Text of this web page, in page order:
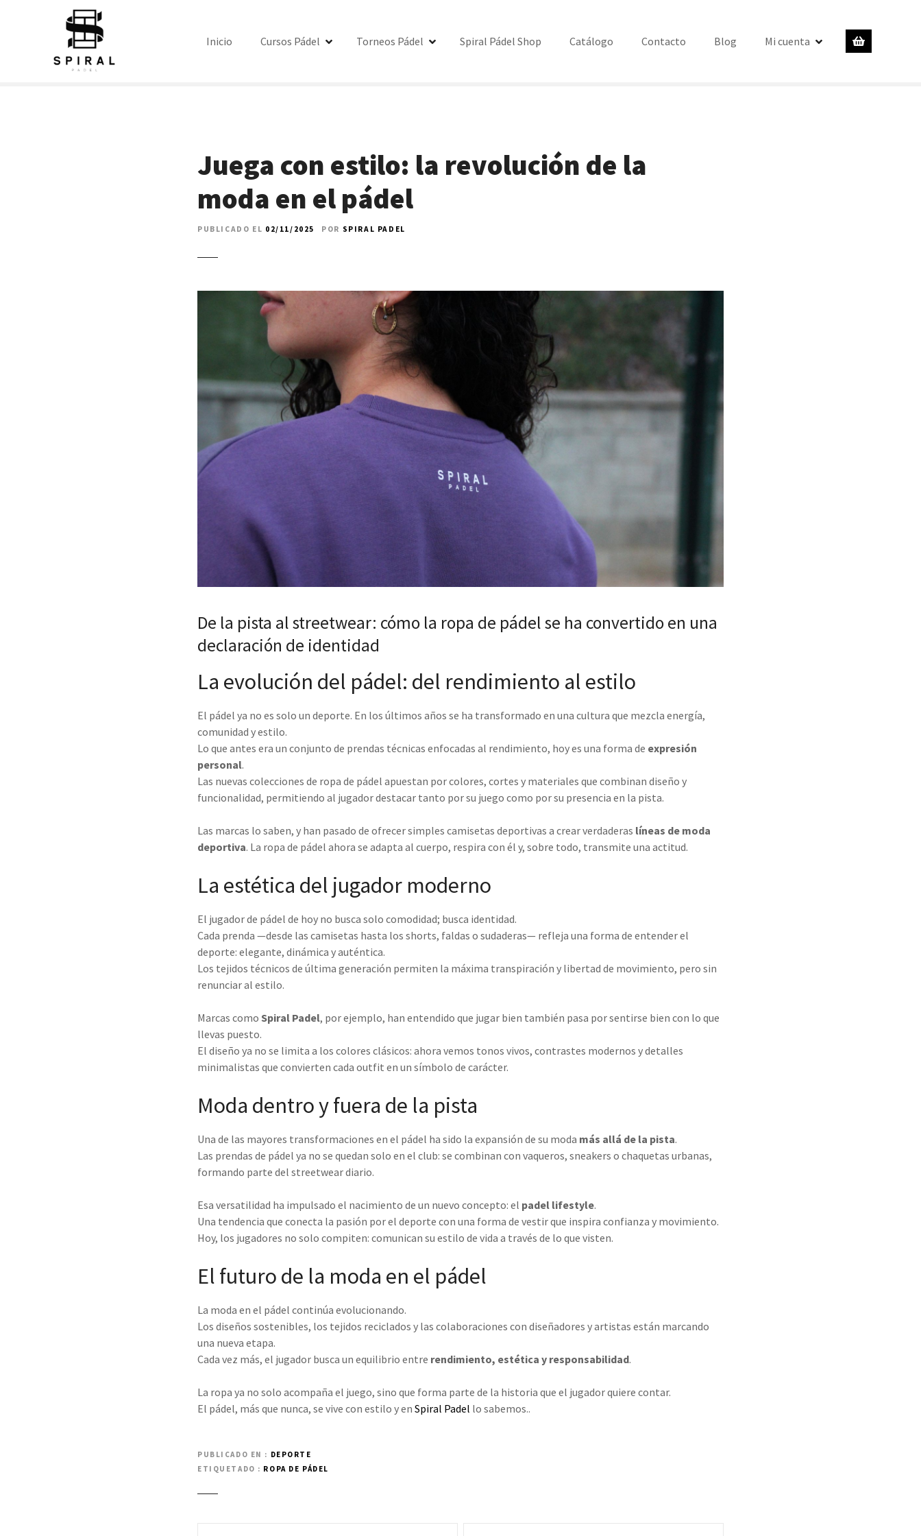
Inicio Cursos Pádel Torneos Pádel Spiral Pádel Shop Catálogo Contacto Blog Mi cuenta
Juega con estilo: la revolución de la
moda en el pádel
PUBLICADO EL 02/11/2025 POR SPIRAL PADEL
De la pista al streetwear: cómo la ropa de pádel se ha convertido en una
declaración de identidad
La evolución del pádel: del rendimiento al estilo
El pádel ya no es solo un deporte. En los últimos años se ha transformado en una cultura que mezcla energía,
comunidad y estilo.
Lo que antes era un conjunto de prendas técnicas enfocadas al rendimiento, hoy es una forma de expresión
personal.
Las nuevas colecciones de ropa de pádel apuestan por colores, cortes y materiales que combinan diseño y
funcionalidad, permitiendo al jugador destacar tanto por su juego como por su presencia en la pista.
Las marcas lo saben, y han pasado de ofrecer simples camisetas deportivas a crear verdaderas líneas de moda
deportiva. La ropa de pádel ahora se adapta al cuerpo, respira con él y, sobre todo, transmite una actitud.
La estética del jugador moderno
El jugador de pádel de hoy no busca solo comodidad; busca identidad.
Cada prenda —desde las camisetas hasta los shorts, faldas o sudaderas— refleja una forma de entender el
deporte: elegante, dinámica y auténtica.
Los tejidos técnicos de última generación permiten la máxima transpiración y libertad de movimiento, pero sin
renunciar al estilo.
Marcas como Spiral Padel, por ejemplo, han entendido que jugar bien también pasa por sentirse bien con lo que
llevas puesto.
El diseño ya no se limita a los colores clásicos: ahora vemos tonos vivos, contrastes modernos y detalles
minimalistas que convierten cada outfit en un símbolo de carácter.
Moda dentro y fuera de la pista
Una de las mayores transformaciones en el pádel ha sido la expansión de su moda más allá de la pista.
Las prendas de pádel ya no se quedan solo en el club: se combinan con vaqueros, sneakers o chaquetas urbanas,
formando parte del streetwear diario.
Esa versatilidad ha impulsado el nacimiento de un nuevo concepto: el padel lifestyle.
Una tendencia que conecta la pasión por el deporte con una forma de vestir que inspira confianza y movimiento.
Hoy, los jugadores no solo compiten: comunican su estilo de vida a través de lo que visten.
El futuro de la moda en el pádel
La moda en el pádel continúa evolucionando.
Los diseños sostenibles, los tejidos reciclados y las colaboraciones con diseñadores y artistas están marcando
una nueva etapa.
Cada vez más, el jugador busca un equilibrio entre rendimiento, estética y responsabilidad.
La ropa ya no solo acompaña el juego, sino que forma parte de la historia que el jugador quiere contar.
El pádel, más que nunca, se vive con estilo y en Spiral Padel lo sabemos..
PUBLICADO EN
DEPORTE
ETIQUETADO
ROPA DE PÁDEL